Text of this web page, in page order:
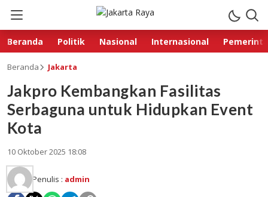
Beranda Politik Nasional Internasional
Beranda Jakarta
Jakpro Kembangkan Fasilitas
Serbaguna untuk Hidupkan Event
Kota
10 Oktober 2025 18:08
Penulis : admin